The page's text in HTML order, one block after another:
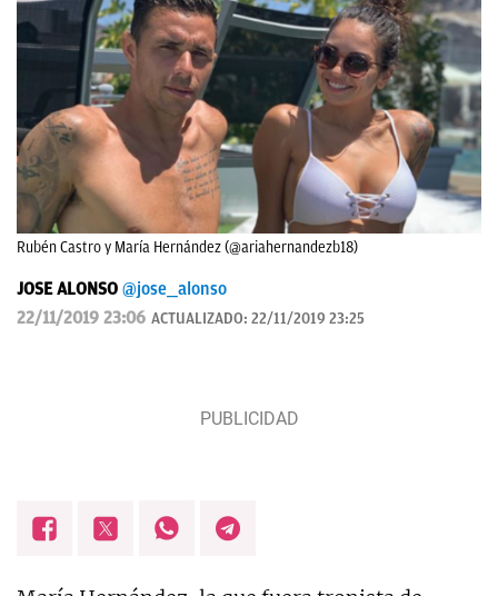
Rubén Castro y María Hernández (@ariahernandezb18)
JOSE ALONSO @jose__alonso
22/11/2019 23:06 ACTUALIZADO: 22/11/2019 23:25